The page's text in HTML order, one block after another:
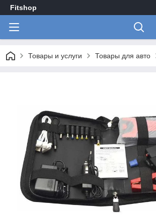
Fitshop
Товары и услуги Товары для авто